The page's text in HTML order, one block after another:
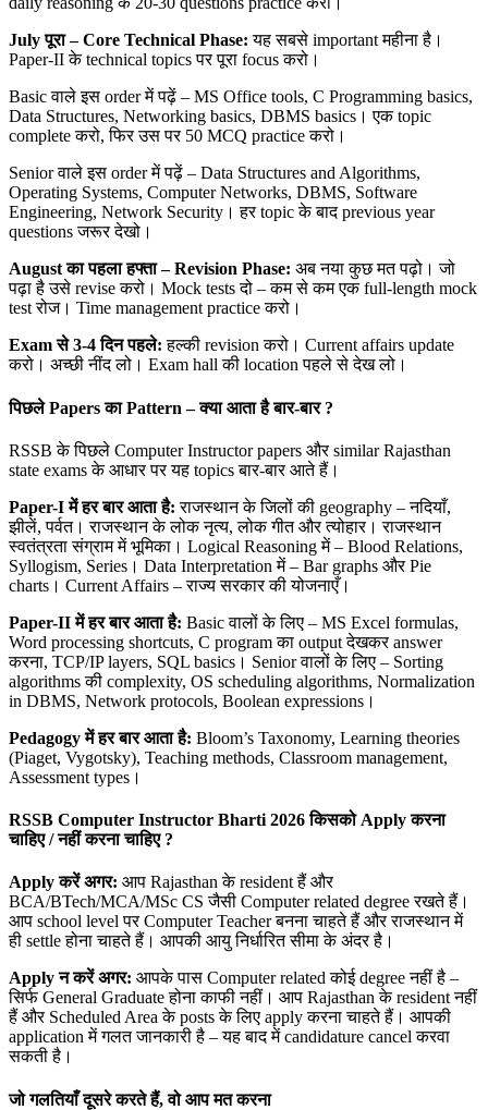
Julyपूरा – Core Technical Phase: यह सबसे important महीना है।
Paper-II के technical topics पर पूरा focus करो।
Basic वाले इस order में पढ़ें – MS Office tools, C Programming basics,
Data Structures, Networking basics, DBMS basics। एक topic
complete करो, फिर उस पर 50 MCQ practice करो।
Senior वाले इस order में पढ़ें – Data Structures and Algorithms,
Operating Systems, Computer Networks, DBMS, Software
Engineering, Network Security। हर topic के बाद previous year
questions जरूर देखो।
Augustका पहला हफ्ता – Revision Phase: अब नया कुछ मत पढ़ो। जो
पढ़ा है उसे revise करो। Mock tests दो – कम से कम एक full-length mock
test रोज। Time management practice करो।
Examसे 3-4दिन पहले: हल्की revision करो। Current affairs update
करो। अच्छी नींद लो। Exam hall की location पहले से देख लो।
पिछले Papersका Pattern –क्या आता है बार-बार ?
RSSB के पिछले Computer Instructor papers और similar Rajasthan
state exams के आधार पर यह topics बार-बार आते हैं।
Paper-Iमें हर बार आता है: राजस्थान के जिलों की geography – नदियाँ,
झीलें, पर्वत। राजस्थान के लोक नृत्य, लोक गीत और त्योहार। राजस्थान
स्वतंत्रता संग्राम में भूमिका। Logical Reasoning में – Blood Relations,
Syllogism, Series। Data Interpretation में – Bar graphs और Pie
charts। Current Affairs – राज्य सरकार की योजनाएँ।
Paper-IIमें हर बार आता है: Basic वालों के लिए – MS Excel formulas,
Word processing shortcuts, C program का output देखकर answer
करना, TCP/IP layers, SQL basics। Senior वालों के लिए – Sorting
algorithms की complexity, OS scheduling algorithms, Normalization
in DBMS, Network protocols, Boolean expressions।
Pedagogyमें हर बार आता है: Bloom’s Taxonomy, Learning theories
(Piaget, Vygotsky), Teaching methods, Classroom management,
Assessment types।
RSSB Computer Instructor Bharti 2026 किसको Applyकरना
चाहिए / नहीं करना चाहिए ?
Applyकरें अगर: आप Rajasthan के resident हैं और
BCA/BTech/MCA/MSc CS जैसी Computer related degree रखते हैं।
आप school level पर Computer Teacher बनना चाहते हैं और राजस्थान में
ही settle होना चाहते हैं। आपकी आयु निर्धारित सीमा के अंदर है।
Applyन करें अगर: आपके पास Computer related कोई degree नहीं है –
सिर्फ General Graduate होना काफी नहीं। आप Rajasthan के resident नहीं
हैं और Scheduled Area के posts के लिए apply करना चाहते हैं। आपकी
application में गलत जानकारी है – यह बाद में candidature cancel करवा
सकती है।
जो गलतियाँ दूसरे करते हैं, वो आप मत करना